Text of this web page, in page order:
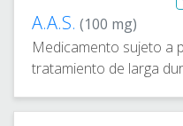
A.A.S. (100 mg)
Medicamento sujeto a
tratamiento de larga